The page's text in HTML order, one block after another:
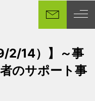
2/14）】～事
のサポート事